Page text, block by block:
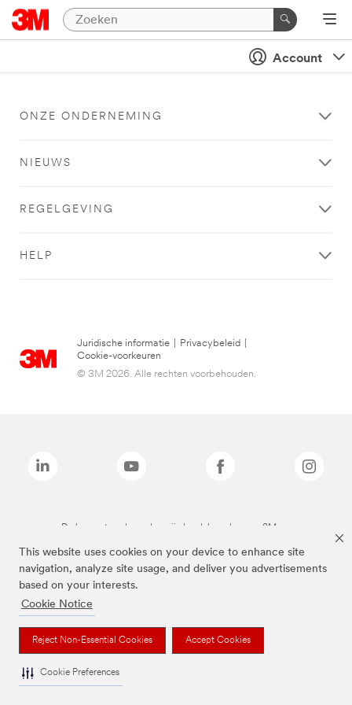
This website uses cookies on your device to enhance site
navigation, analyze site usage, and deliver you advertisements
based on your interests.
Cookie Notice
Reject Non-Essential Cookies Accept Cookies
Cookie Preferences
Account
ONZE ONDERNEMING
NIEUWS
REGELGEVING
HELP
Juridische informatie Privacybeleid
Cookie-voorkeuren
© 3M 2026. Alle rechten voorbehouden.
De bovenstaande merken zijn handelsmerken van 3M.we